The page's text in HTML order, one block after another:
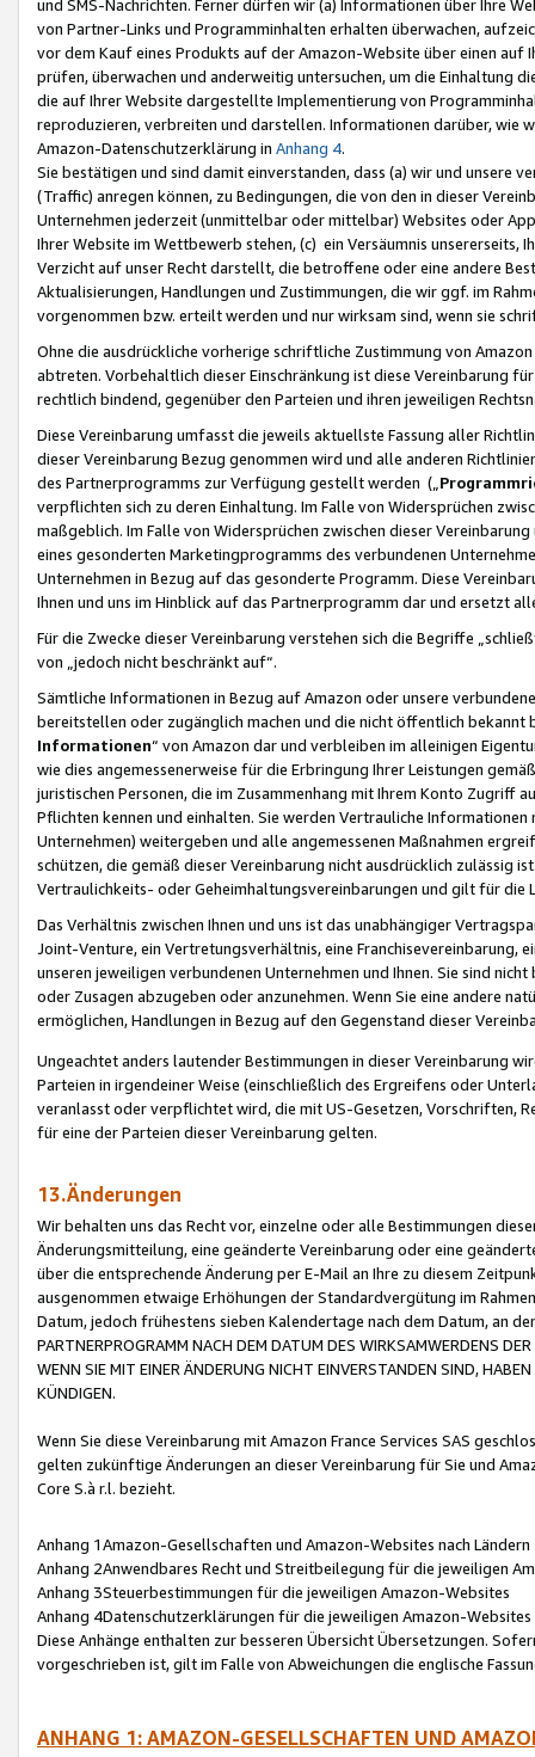
und SMS-Nachrichten. Ferner dürfen wir (a) Informationen über Ihre
von Partner-Links und Programminhalten erhalten überwachen,
vor dem Kauf eines Produkts auf der Amazon-Website über einen
prüfen, überwachen und anderweitig untersuchen, um die Einhaltung
die auf Ihrer Website dargestellte Implementierung von
reproduzieren, verbreiten und darstellen. Informationen darüber, wie
Amazon-Datenschutzerklärung in Anhang 4.
Sie bestätigen und sind damit einverstanden, dass (a) wir und
(Traffic) anregen können, zu Bedingungen, die von den in dieser
Unternehmen jederzeit (unmittelbar oder mittelbar) Websites oder
Ihrer Website im Wettbewerb stehen, (c) ein Versäumnis unsererseits,
Verzicht auf unser Recht darstellt, die betroffene oder eine andere
Aktualisierungen, Handlungen und Zustimmungen, die wir ggf. im
vorgenommen bzw. erteilt werden und nur wirksam sind, wenn sie
Ohne die ausdrückliche vorherige schriftliche Zustimmung von
abtreten. Vorbehaltlich dieser Einschränkung ist diese Vereinbarung
rechtlich bindend, gegenüber den Parteien und ihren jeweiligen
Diese Vereinbarung umfasst die jeweils aktuellste Fassung aller
dieser Vereinbarung Bezug genommen wird und alle anderen
des Partnerprogramms zur Verfügung gestellt werden („
verpflichten sich zu deren Einhaltung. Im Falle von Widersprüchen
maßgeblich. Im Falle von Widersprüchen zwischen dieser
eines gesonderten Marketingprogramms des verbundenen
Unternehmen in Bezug auf das gesonderte Programm. Diese
Ihnen und uns im Hinblick auf das Partnerprogramm dar und ersetzt
Für die Zwecke dieser Vereinbarung verstehen sich die Begriffe
von „jedoch nicht beschränkt auf“.
Sämtliche Informationen in Bezug auf Amazon oder unsere
bereitstellen oder zugänglich machen und die nicht öffentlich
Informationen“ von Amazon dar und verbleiben im alleinigen
wie dies angemessenerweise für die Erbringung Ihrer Leistungen
juristischen Personen, die im Zusammenhang mit Ihrem Konto
Pflichten kennen und einhalten. Sie werden Vertrauliche
Unternehmen) weitergeben und alle angemessenen Maßnahmen
schützen, die gemäß dieser Vereinbarung nicht ausdrücklich zulässig
Vertraulichkeits- oder Geheimhaltungsvereinbarungen und gilt für die
Das Verhältnis zwischen Ihnen und uns ist das unabhängiger
Joint-Venture, ein Vertretungsverhältnis, eine Franchisevereinbarung,
unseren jeweiligen verbundenen Unternehmen und Ihnen. Sie sind
oder Zusagen abzugeben oder anzunehmen. Wenn Sie eine andere
ermöglichen, Handlungen in Bezug auf den Gegenstand dieser
Ungeachtet anders lautender Bestimmungen in dieser Vereinbarung
Parteien in irgendeiner Weise (einschließlich des Ergreifens oder
veranlasst oder verpflichtet wird, die mit US-Gesetzen, Vorschriften,
für eine der Parteien dieser Vereinbarung gelten.
13.Änderungen
Wir behalten uns das Recht vor, einzelne oder alle Bestimmungen
Änderungsmitteilung, eine geänderte Vereinbarung oder eine
über die entsprechende Änderung per E-Mail an Ihre zu diesem
ausgenommen etwaige Erhöhungen der Standardvergütung im
Datum, jedoch frühestens sieben Kalendertage nach dem Datum, an
PARTNERPROGRAMM NACH DEM DATUM DES WIRKSAMWERDENS
WENN SIE MIT EINER ÄNDERUNG NICHT EINVERSTANDEN SIND,
KÜNDIGEN.
Wenn Sie diese Vereinbarung mit Amazon France Services SAS
gelten zukünftige Änderungen an dieser Vereinbarung für Sie und
Core S.à r.l. bezieht.
Anhang 1Amazon-Gesellschaften und Amazon-Websites nach Ländern
Anhang 2Anwendbares Recht und Streitbeilegung für die jeweiligen
Anhang 3Steuerbestimmungen für die jeweiligen Amazon-Websites
Anhang 4Datenschutzerklärungen für die jeweiligen Amazon-Websites
Diese Anhänge enthalten zur besseren Übersicht Übersetzungen.
vorgeschrieben ist, gilt im Falle von Abweichungen die englische
ANHANG 1: AMAZON-GESELLSCHAFTEN UND